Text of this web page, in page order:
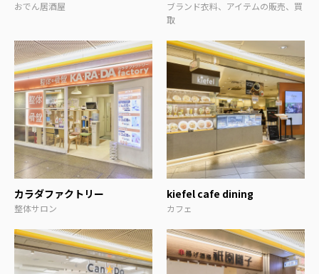
おでん居酒屋
ブランド衣料、アイテムの販売、買
取
カラダファクトリー
整体サロン
kiefel cafe dining
カフェ